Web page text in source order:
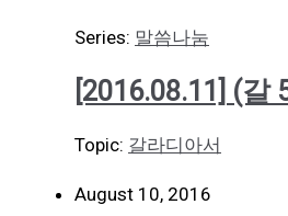
Series: 말씀나눔
[2016.08.11] (갈
Topic: 갈라디아서
August 10, 2016